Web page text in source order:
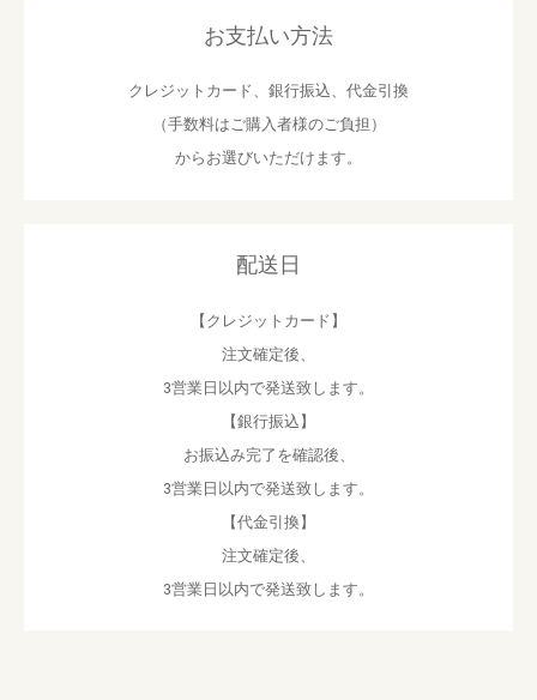
お支払い方法
クレジットカード、銀行振込、代金引換
（手数料はご購入者様のご負担）
からお選びいただけます。
配送日
【クレジットカード】
注文確定後、
3営業日以内で発送致します。
【銀行振込】
お振込み完了を確認後、
3営業日以内で発送致します。
【代金引換】
注文確定後、
3営業日以内で発送致します。